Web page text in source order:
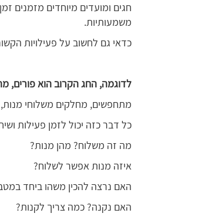
חגים ומועדים מיוחדים מזמנים
משמעותיות.
כדאי גם לחשוב על פעילויות
לדוגמה, החג הקרוב הוא פורים,
מתחפשים, מחלקים משלוחי מנות,
כל דבר כזה יכול לזמן פעילות
מה זה משלוח? מהן מנות?
איזה מנות אפשר לשלוח?
האם נרצה להכין משהו ביחד
האם נקנה? כמה צריך לקנות?